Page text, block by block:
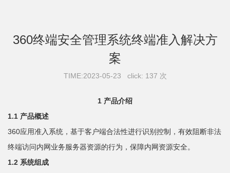
360终端安全管理系统终端准入解决方
案
TIME:2023-05-23 click: 137 次
1 产品介绍
1.1 产品概述
360应用准入系统，基于客户端合法性进行识别控制，有效阻断非法
终端访问内网业务服务器资源的行为，保障内网资源安全。
1.2 系统组成